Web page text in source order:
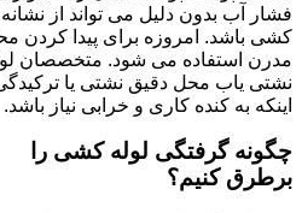
فشار آب بدون دلیل می تواند از
کشی باشد. امروزه برای پیدا کردن
مدرن استفاده می شود. متخصصان
نشتی یاب محل دقیق نشتی یا
اینکه به کنده کاری و خرابی نیاز باشد.
چگونه گرفتگی لوله کشی را
برطرق کنیم؟